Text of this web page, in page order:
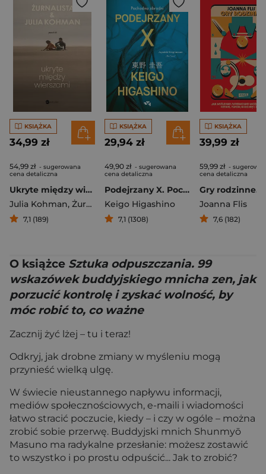
KSIĄŻKA
34,99 zł
54,99 zł - sugerowana
cena detaliczna
Ukryte między wierszami
Julia Kohman, Żurnalista
7,1 (189)
KSIĄŻKA
29,94 zł
49,90 zł - sugerowana
cena detaliczna
Podejrzany X. Pochodna zbrodni
Keigo Higashino
7,1 (1308)
KSIĄŻKA
39,99 zł
59,99 zł -
cena detaliczna
Joanna Flis
7,6 (182)
O książce Sztuka odpuszczania. 99
wskazówek buddyjskiego mnicha zen, jak
porzucić kontrolę i zyskać wolność, by
móc robić to, co ważne
Zacznij żyć lżej – tu i teraz!
Odkryj, jak drobne zmiany w myśleniu mogą
przynieść wielką ulgę.
W świecie nieustannego napływu informacji,
mediów społecznościowych, e-maili i wiadomości
łatwo stracić poczucie, kiedy – i czy w ogóle – można
zrobić sobie przerwę. Buddyjski mnich Shunmyō
Masuno ma radykalne przesłanie: możesz zostawić
to wszystko i po prostu odpuścić... Jak to zrobić?